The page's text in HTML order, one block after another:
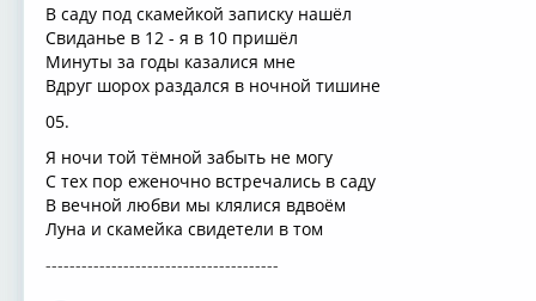
В саду под скамейкой записку нашёл
Свиданье в 12 - я в 10 пришёл
Минуты за годы казалися мне
Вдруг шорох раздался в ночной тишине
05.
Я ночи той тёмной забыть не могу
С тех пор еженочно встречались в саду
В вечной любви мы клялися вдвоём
Луна и скамейка свидетели в том
---------------------------------------